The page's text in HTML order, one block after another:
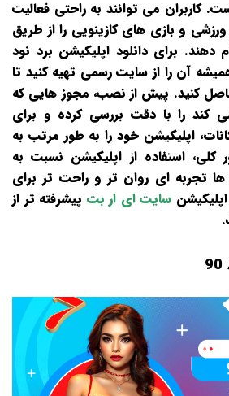
کاربران می‌ توانند به راحتی فعالیت‌
و بازی‌ های کازینویی را از طریق
دهند. برای دانلود اپلیکیشن برد نود
آن را از سایت رسمی تهیه کنید تا
کنید. پیش از نصب، مجوز هایی که
کند را با دقت بررسی کرده و برای
اپلیکیشن خود را به‌ طور مرتب به
کلی، استفاده از اپلیکیشن نسبت به
تجربه‌ ای روان‌ تر و راحت‌ تر برای
سایت ای ار بت پیشرفته تر از